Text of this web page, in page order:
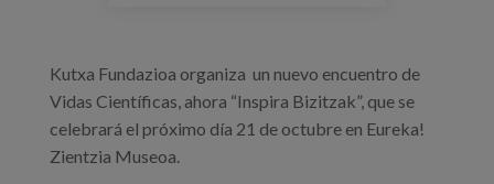
Kutxa Fundazioa organiza un nuevo encuentro de
Vidas Científicas, ahora “Inspira Bizitzak”, que se
celebrará el próximo día 21 de octubre en Eureka!
Zientzia Museoa.